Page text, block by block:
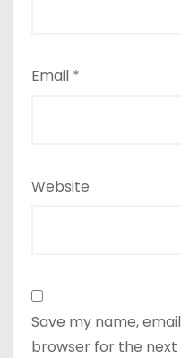
Email *
Website
Save my name,
browser for the